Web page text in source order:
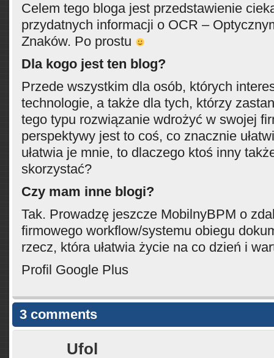
Celem tego bloga jest przedstawienie
przydatnych informacji o OCR –
Znaków. Po prostu
Dla kogo jest ten blog?
Przede wszystkim dla osób, których
technologie, a także dla tych, którzy
tego typu rozwiązanie wdrożyć w swojej
perspektywy jest to coś, co znacznie
ułatwia je mnie, to dlaczego ktoś inny
skorzystać?
Czy mam inne blogi?
Tak. Prowadzę jeszcze MobilnyBPM o
firmowego workflow/systemu obiegu
rzecz, która ułatwia życie na co dzień i
Profil Google Plus
3 comments
Ufol